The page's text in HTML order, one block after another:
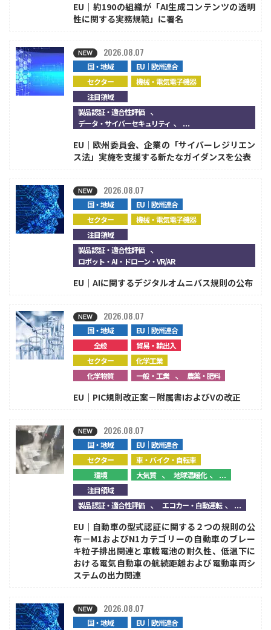
EU｜約190の組織が「AI生成コンテンツの透明
性に関する実務規範」に署名
国・地域
EU｜欧州連合
セクター
機械・電気電子機器
注目領域
製品認証・適合性評価 、
データ・サイバーセキュリティ 、...
2026.08.07
EU｜欧州委員会、企業の「サイバーレジリエン
ス法」実施を支援する新たなガイダンスを公表
国・地域
EU｜欧州連合
セクター
機械・電気電子機器
注目領域
製品認証・適合性評価 、
ロボット・AI・ドローン・VR/AR
2026.08.07
EU｜AIに関するデジタルオムニバス規則の公布
国・地域
EU｜欧州連合
全般
貿易・輸出入
セクター
化学工業
化学物質
一般・工業 、農薬・肥料
2026.08.07
EU｜PIC規則改正案－附属書IおよびVの改正
国・地域
EU｜欧州連合
セクター
車・バイク・自転車
環境
大気質 、地球温暖化、...
注目領域
製品認証・適合性評価 、エコカー・自動運転、...
2026.08.07
EU｜自動車の型式認証に関する２つの規則の公
布－M1およびN1カテゴリーの自動車のブレー
キ粒子排出関連と車載電池の耐久性、低温下に
おける電気自動車の航続距離および電動車両シ
ステムの出力関連
国・地域 EU｜欧州連合
2026.08.07